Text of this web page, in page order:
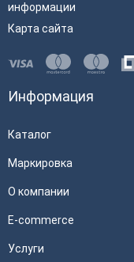
информации
Карта сайта
Информация
Каталог
Маркировка
О компании
E-commerce
Услуги